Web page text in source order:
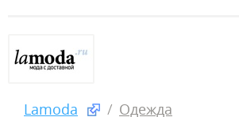
Lamoda Одежда